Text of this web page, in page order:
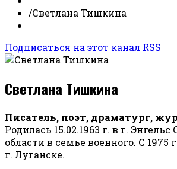
/Светлана Тишкина
Подписаться на этот канал RSS
Светлана Тишкина
Писатель, поэт, драматург,
Родилась 15.02.1963 г. в г. Энгельс
области в семье военного. С 1975
г. Луганске.